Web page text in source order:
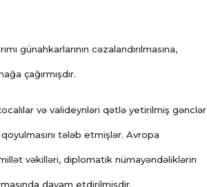
günahkarlarının cəzalandırılmasına,
çağırmışdır.
və valideynləri qətlə yetirilmiş gənclər
tələb etmişlər. Avropa
vəkilləri, diplomatik nümayəndəliklərin
davam etdirilmişdir.